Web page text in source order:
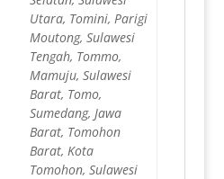
Utara, Tomini, Parigi
Moutong, Sulawesi
Tengah, Tommo,
Mamuju, Sulawesi
Barat, Tomo,
Sumedang, Jawa
Barat, Tomohon
Barat, Kota
Tomohon, Sulawesi